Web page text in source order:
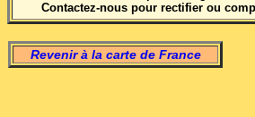
Contactez-nous pour rectifier ou
Revenir à la carte de France